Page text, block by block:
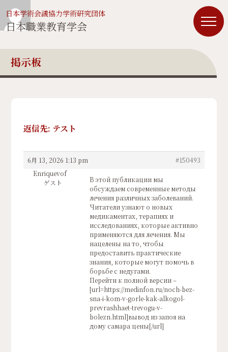
日本学術会議協力学術研究団体
日本職業教育学会
掲示板
返信先: テスト
6月 13, 2026 1:13 pm
#150493
Enriquevof
ゲスト
В этой публикации мы
обсуждаем современные методы
лечения различных заболеваний.
Читатели узнают о новых
медикаментах, терапиях и
исследованиях, которые активно
применяются для лечения. Мы
нацелены на то, чтобы
предоставить практические
знания, которые могут помочь в
борьбе с недугами.
Перейти к полной версии –
[url=https://medinfon.ru/noch-bez-
sna-i-kom-v-gorle-kak-alkogol-
prevrashhaet-trevogu-v-
bolezn.html]вывод из запоя на
дому самара цены[/url]